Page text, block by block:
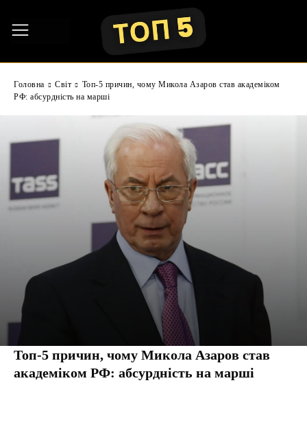
Головна Світ
Топ-5 причин, чому Микола Азаров став академіком
РФ: абсурдність на марші
Топ-5 причин, чому Микола Азаров став
академіком РФ: абсурдність на марші